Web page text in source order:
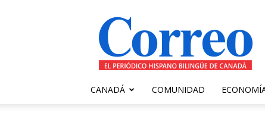
Correo
Canadiense
CANADÁ COMUNIDAD